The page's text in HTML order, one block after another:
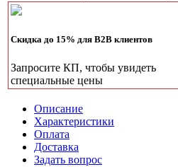
Скидка до 15% для B2B клиентов
Запросите КП, чтобы увидеть
специальные цены
Описание
Характеристики
Оплата
Доставка
Задать вопрос